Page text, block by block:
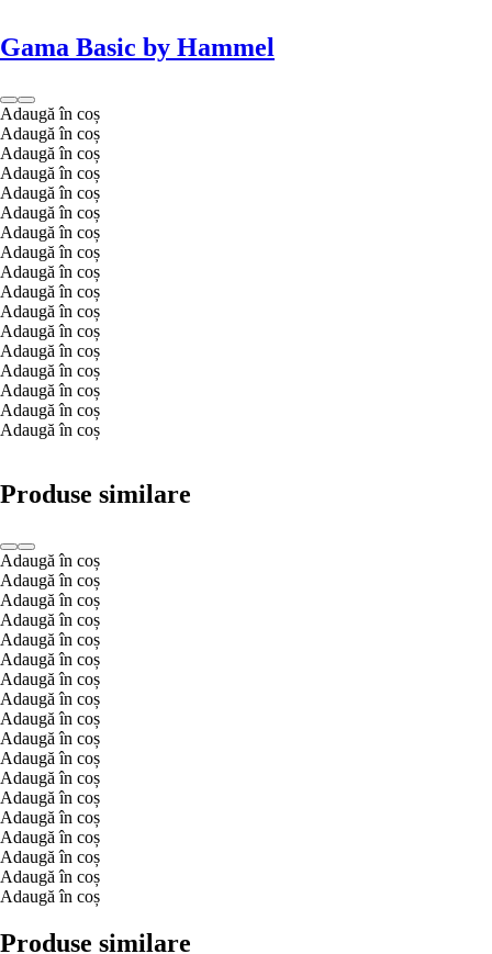
Gama Basic by Hammel
Adaugă în coș
Adaugă în coș
Adaugă în coș
Adaugă în coș
Adaugă în coș
Adaugă în coș
Adaugă în coș
Adaugă în coș
Adaugă în coș
Adaugă în coș
Adaugă în coș
Adaugă în coș
Adaugă în coș
Adaugă în coș
Adaugă în coș
Adaugă în coș
Adaugă în coș
Produse similare
Adaugă în coș
Adaugă în coș
Adaugă în coș
Adaugă în coș
Adaugă în coș
Adaugă în coș
Adaugă în coș
Adaugă în coș
Adaugă în coș
Adaugă în coș
Adaugă în coș
Adaugă în coș
Adaugă în coș
Adaugă în coș
Adaugă în coș
Adaugă în coș
Adaugă în coș
Adaugă în coș
Produse similare